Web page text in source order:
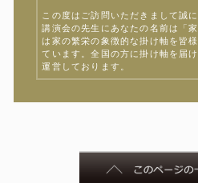
この度はご訪問いただきまして誠
講演会の先生にあなたの名前は「
は家の繁栄の象徴的な掛け軸を皆
ています。全国の方に掛け軸を届
運営しております。